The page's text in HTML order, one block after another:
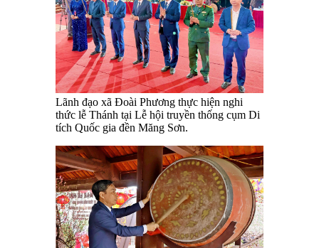
Lãnh đạo xã Đoài Phương thực hiện nghi
thức lễ Thánh tại Lễ hội truyền thống cụm Di
tích Quốc gia đền Măng Sơn.